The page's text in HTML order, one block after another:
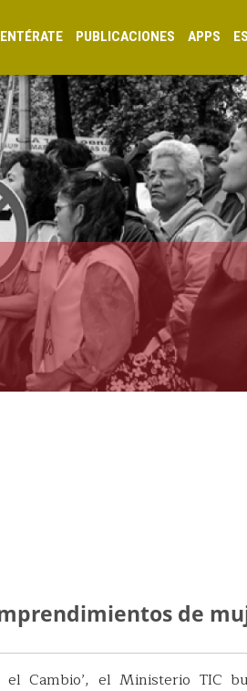
ENTÉRATE PUBLICACIONES APPS
de
Cambio’, el Ministerio TIC